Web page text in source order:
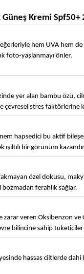
Kremi
hem UVA hem de
foto-yaşlanmayı önler.
yer alan bambu özü,
çevresel stres faktörlerine
nem hapsedici bu aktif
bir görünüm
özel dokusu,
ferahlık sağlar.
zarar veren Oksibenzon
bilincine sahip tüketiciler
hassas ciltlerde